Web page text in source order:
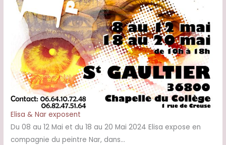
Elisa & Nar exposent
Du 08 au 12 Mai et du 18 au 20 Mai 2024 Elisa expose en
compagnie du peintre Nar, dans…